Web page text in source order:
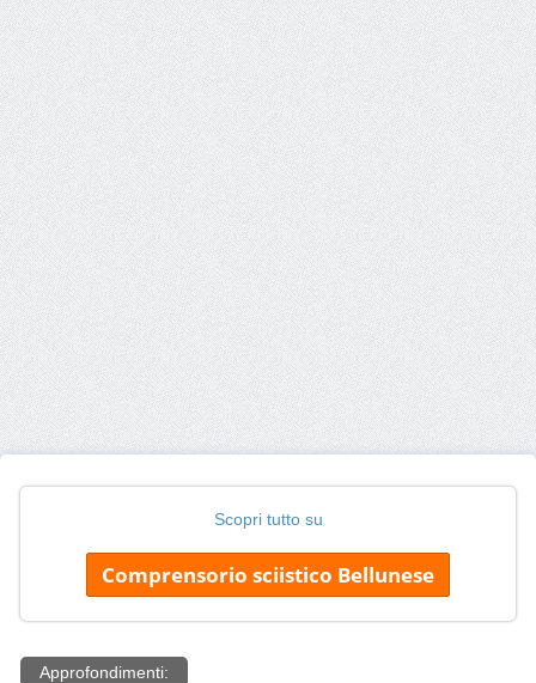
Scopri tutto su
Comprensorio sciistico Bellunese
Approfondimenti: